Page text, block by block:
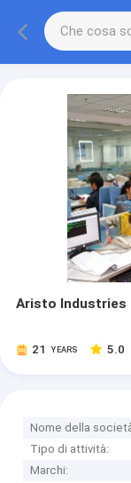
Aristo Industries
21 YEARS 5.0
Nome della
Tipo di attività:
Marchi: